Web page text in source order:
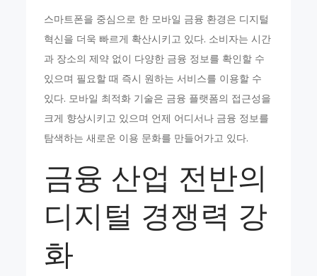
스마트폰을 중심으로 한 모바일 금융 환경은 디지털
혁신을 더욱 빠르게 확산시키고 있다. 소비자는 시간
과 장소의 제약 없이 다양한 금융 정보를 확인할 수
있으며 필요할 때 즉시 원하는 서비스를 이용할 수
있다. 모바일 최적화 기술은 금융 플랫폼의 접근성을
크게 향상시키고 있으며 언제 어디서나 금융 정보를
탐색하는 새로운 이용 문화를 만들어가고 있다.
금융 산업 전반의
디지털 경쟁력 강
화